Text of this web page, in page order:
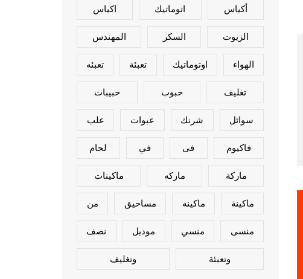
أكياس اتوماتيك اكياس
الزيوت السكر المهندس
الهواء اوتوماتيك تعبئة تعبئه
تغليف حبوب حبيبات
سوائل شرنك عبوات علب
فاكيوم فى في لحام
ماركة ماركه ماكينات
ماكينة ماكينه مساحيق من
منسى منسي موديل نصف
وتعبئة وتغليف